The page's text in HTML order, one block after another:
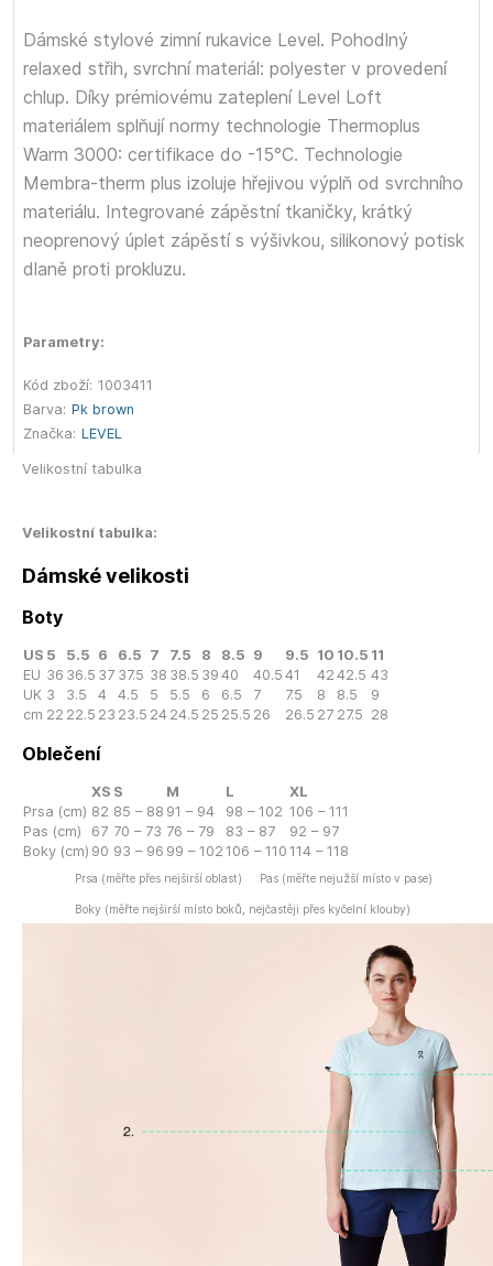
Dámské stylové zimní rukavice Level. Pohodlný
relaxed střih, svrchní materiál: polyester v provedení
chlup. Díky prémiovému zateplení Level Loft
materiálem splňují normy technologie Thermoplus
Warm 3000: certifikace do -15°C. Technologie
Membra-therm plus izoluje hřejivou výplň od svrchního
materiálu. Integrované zápěstní tkaničky, krátký
neoprenový úplet zápěstí s výšivkou, silikonový potisk
dlaně proti prokluzu.
Parametry:
Kód zboží: 1003411
Barva: Pk brown
Značka: LEVEL
Velikostní tabulka
Velikostní tabulka:
Dámské velikosti
Boty
US 5 5.5 6 6.5 7 7.5 8 8.5 9 9.5 10 10.5 11
EU 36 36.5 37 37.5 38 38.5 39 40 40.5 41 42 42.5 43
UK 3 3.5 4 4.5 5 5.5 6 6.5 7 7.5 8 8.5
9
cm 22 22.5 23 23.5 24 24.5 25 25.5 26 26.5 27 27.5 28
Oblečení
XS S M L
XL
Prsa (cm) 82 85 – 88 91 – 94 98 – 102 106 – 111
Pas (cm)
67 70 – 73 76 – 79 83 – 87
92 – 97
Boky (cm) 90 93 – 96 99 – 102 106 – 110 114 – 118
Prsa (měřte přes nejširší oblast) Pas (měřte nejužší místo v pase)
Boky (měřte nejširší místo boků, nejčastěji přes kyčelní klouby)